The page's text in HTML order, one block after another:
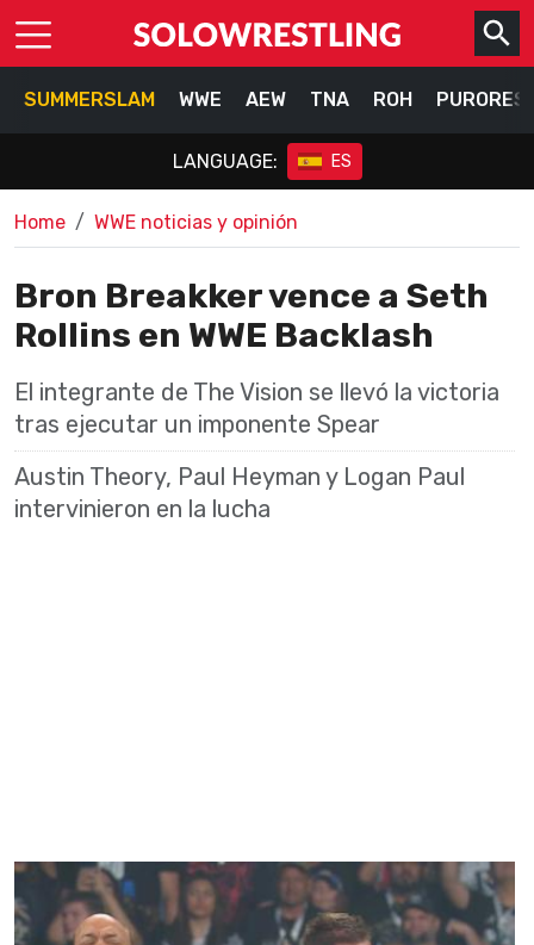
SUMMERSLAM WWE AEW TNA ROH
LANGUAGE: ES
Home WWE noticias y opinión
Bron Breakker vence a Seth
Rollins en WWE Backlash
El integrante de The Vision se llevó la victoria
tras ejecutar un imponente Spear
Austin Theory, Paul Heyman y Logan Paul
intervinieron en la lucha